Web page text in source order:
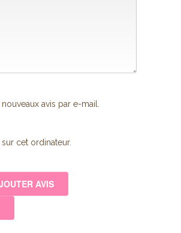
avis par e-mail.
cet ordinateur.